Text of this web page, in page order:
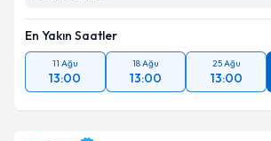
En Yakın Saatler
11 Ağu
13:00
18 Ağu
13:00
25 Ağu
13:00